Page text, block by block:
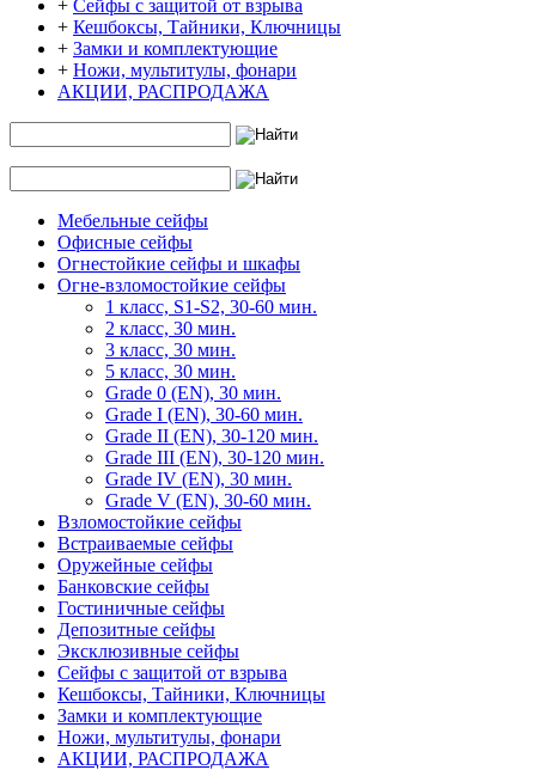
+ Сейфы с защитой от взрыва
+ Кешбоксы, Тайники, Ключницы
+ Замки и комплектующие
+ Ножи, мультитулы, фонари
АКЦИИ, РАСПРОДАЖА
Мебельные сейфы
Офисные сейфы
Огнестойкие сейфы и шкафы
Огне-взломостойкие сейфы
1 класс, S1-S2, 30-60 мин.
2 класс, 30 мин.
3 класс, 30 мин.
5 класс, 30 мин.
Grade 0 (EN), 30 мин.
Grade I (EN), 30-60 мин.
Grade II (EN), 30-120 мин.
Grade III (EN), 30-120 мин.
Grade IV (EN), 30 мин.
Grade V (EN), 30-60 мин.
Взломостойкие сейфы
Встраиваемые сейфы
Оружейные сейфы
Банковские сейфы
Гостиничные сейфы
Депозитные сейфы
Эксклюзивные сейфы
Сейфы с защитой от взрыва
Кешбоксы, Тайники, Ключницы
Замки и комплектующие
Ножи, мультитулы, фонари
АКЦИИ, РАСПРОДАЖА